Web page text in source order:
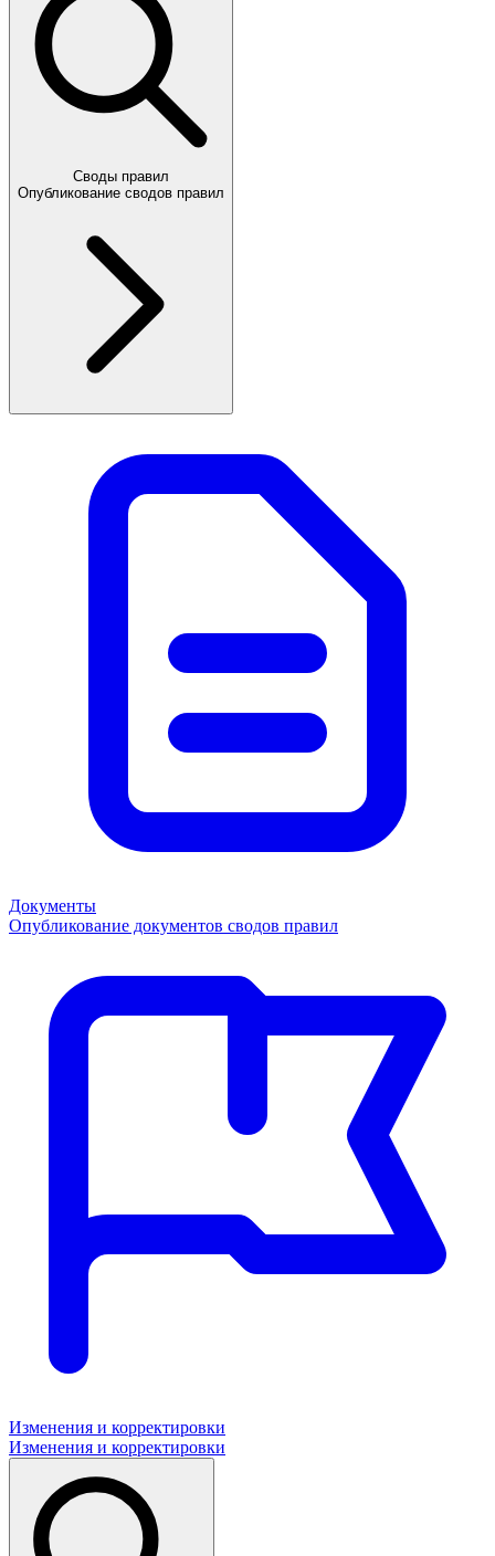
Своды правил
Опубликование сводов правил
Документы
Опубликование документов сводов правил
Изменения и корректировки
Изменения и корректировки